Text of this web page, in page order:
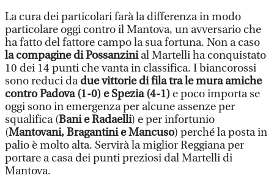
La cura dei particolari farà la differenza in modo
particolare oggi contro il Mantova, un avversario che
ha fatto del fattore campo la sua fortuna. Non a caso
la compagine di Possanzinial Martelli ha conquistato
10 dei 14 punti che vanta in classifica. I biancorossi
sono reduci dadue vittorie di fila tra le mura amiche
contro Padova (1-0) e Spezia (4-1) e poco importa se
oggi sono in emergenza per alcune assenze per
squalifica (Bani e Radaelli) e per infortunio
(Mantovani, Bragantini e Mancuso) perché la posta in
palio è molto alta. Servirà la miglior Reggiana per
portare a casa dei punti preziosi dal Martelli di
Mantova.